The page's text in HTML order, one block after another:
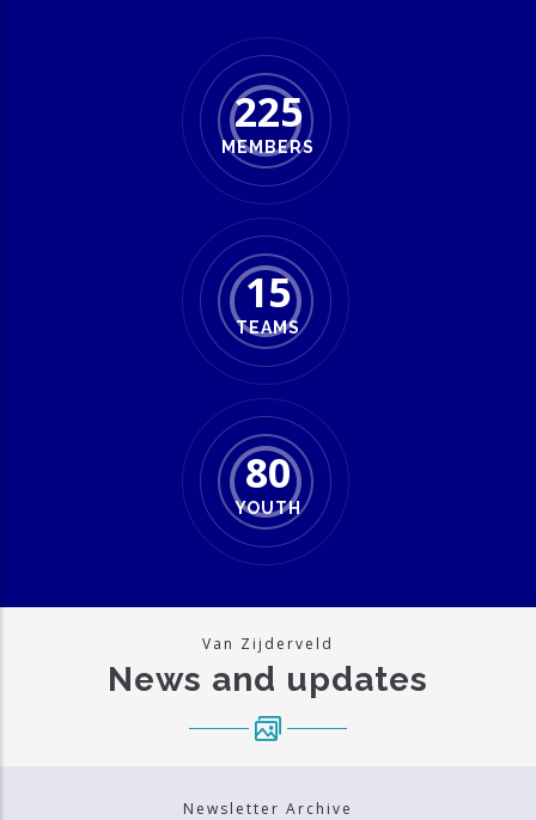
225
MEMBERS
15
TEAMS
80
YOUTH
Van Zijderveld
News and updates
Newsletter Archive